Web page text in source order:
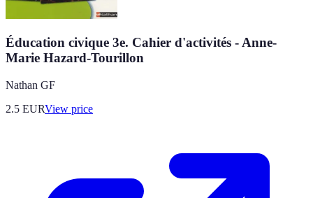
Éducation civique 3e. Cahier d'activités - Anne-
Marie Hazard-Tourillon
Nathan GF
2.5 EURView price